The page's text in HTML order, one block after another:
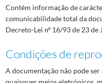
Contém informação de
comunicabilidade total da
Decreto-Lei nº 16/93 de 23 de
Condições de
A documentação não pode